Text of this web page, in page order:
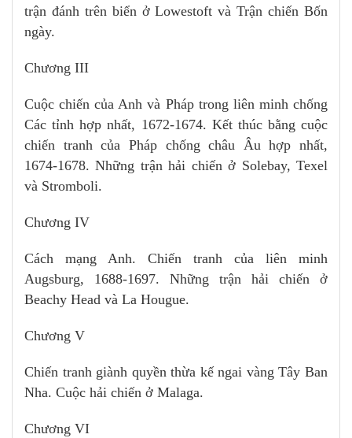
trận đánh trên biển ở Lowestoft và Trận chiến Bốn
ngày.
Chương III
Cuộc chiến của Anh và Pháp trong liên minh chống
Các tỉnh hợp nhất, 1672-1674. Kết thúc bằng cuộc
chiến tranh của Pháp chống châu Âu hợp nhất,
1674-1678. Những trận hải chiến ở Solebay, Texel
và Stromboli.
Chương IV
Cách mạng Anh. Chiến tranh của liên minh
Augsburg, 1688-1697. Những trận hải chiến ở
Beachy Head và La Hougue.
Chương V
Chiến tranh giành quyền thừa kế ngai vàng Tây Ban
Nha. Cuộc hải chiến ở Malaga.
Chương VI